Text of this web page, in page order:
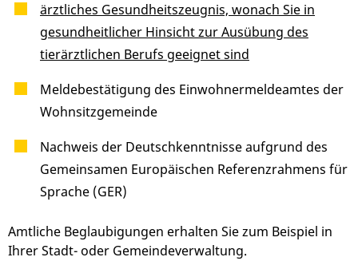
ärztliches Gesundheitszeugnis, wonach Sie in
gesundheitlicher Hinsicht zur Ausübung des
tierärztlichen Berufs geeignet sind
Meldebestätigung des Einwohnermeldeamtes der
Wohnsitzgemeinde
Nachweis der Deutschkenntnisse aufgrund des
Gemeinsamen Europäischen Referenzrahmens für
Sprache (GER)
Amtliche Beglaubigungen erhalten Sie zum Beispiel in
Ihrer Stadt- oder Gemeindeverwaltung.